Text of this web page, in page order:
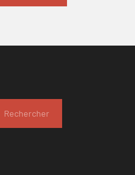
Rechercher